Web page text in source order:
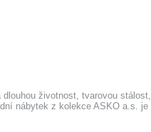
životnost, tvarovou stálost,
nábytek z kolekce ASKO a.s. je